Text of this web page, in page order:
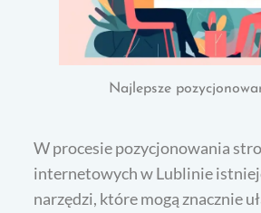
Najlepsze
W procesie pozycjonowania
internetowych w Lublinie
narzędzi, które mogą znacznie